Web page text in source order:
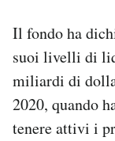
Il fondo ha
suoi livelli di
miliardi di
2020, quando
tenere attivi i